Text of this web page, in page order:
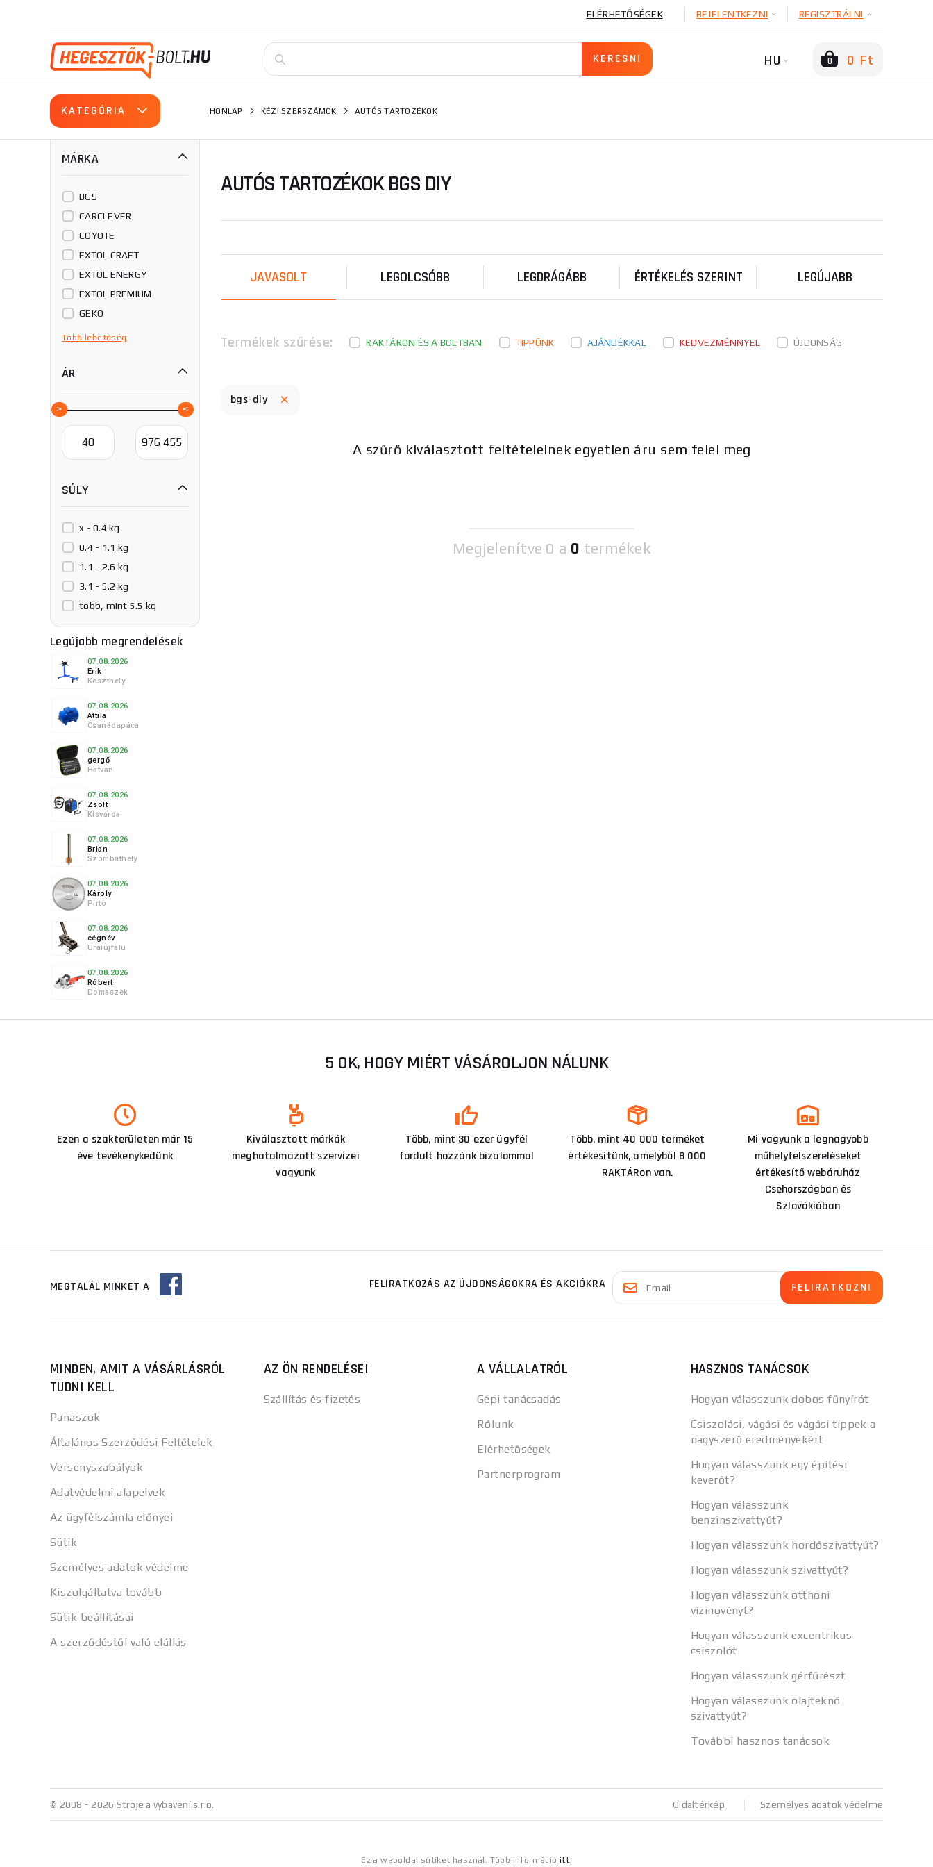
ELÉRHETŐSÉGEK BEJELENTKEZNI REGISZTRÁLNI
HU 0 0 Ft
KATEGÓRIA HONLAP KÉZI SZERSZÁMOK AUTÓS TARTOZÉKOK
MÁRKA
BGS
CARCLEVER
COYOTE
EXTOL CRAFT
EXTOL ENERGY
EXTOL PREMIUM
GEKO
HAZET
MEVA
PETEC
Proteco
TAGRED
TIPA
VeGA
Vigor
Viking Technology
ZBIROVIA
Több lehetőség
ÁR
SÚLY
x - 0.4 kg
0.4 - 1.1 kg
1.1 - 2.6 kg
3.1 - 5.2 kg
több, mint 5.5 kg
Legújabb megrendelések
07.08.2026
Erik
Keszthely
07.08.2026
Attila
Csanádapáca
07.08.2026
gergő
Hatvan
07.08.2026
Zsolt
Kisvárda
07.08.2026
Brian
Szombathely
07.08.2026
Károly
Pirto
07.08.2026
cégnév
Uraiújfalu
07.08.2026
Róbert
Domaszek
AUTÓS TARTOZÉKOK BGS DIY
JAVASOLT LEGOLCSÓBB LEGDRÁGÁBB ÉRTÉKELÉS SZERINT LEGÚJABB
Termékek szűrése: RAKTÁRON ÉS A BOLTBAN TIPPÜNK AJÁNDÉKKAL KEDVEZMÉNNYEL ÚJDONSÁG
bgs-diy
A szűrő kiválasztott feltételeinek egyetlen áru sem felel meg
Megjelenítve 0 a 0 termékek
5 OK, HOGY MIÉRT VÁSÁROLJON NÁLUNK
Ezen a szakterületen már 15
éve tevékenykedünk
Kiválasztott márkák
meghatalmazott szervizei
vagyunk
Több, mint 30 ezer ügyfél
fordult hozzánk bizalommal
Több, mint 40 000 terméket
értékesítünk, amelyből 8 000
RAKTÁRon van.
Mi vagyunk a legnagyobb
műhelyfelszereléseket
értékesítő webáruház
Csehországban és
Szlovákiában
MEGTALÁL MINKET A FELIRATKOZÁS AZ ÚJDONSÁGOKRA ÉS AKCIÓKRA
MINDEN, AMIT A VÁSÁRLÁSRÓL
TUDNI KELL
Panaszok
Általános Szerződési Feltételek
Versenyszabályok
Adatvédelmi alapelvek
Az ügyfélszámla előnyei
Sütik
Személyes adatok védelme
Kiszolgáltatva tovább
Sütik beállításai
A szerződéstől való elállás
AZ ÖN RENDELÉSEI
Szállítás és fizetés
A VÁLLALATRÓL
Gépi tanácsadás
Rólunk
Elérhetőségek
Partnerprogram
HASZNOS TANÁCSOK
Hogyan válasszunk dobos fűnyírót
Csiszolási, vágási és vágási tippek a
nagyszerű eredményekért
Hogyan válasszunk egy építési
keverőt?
Hogyan válasszunk
benzinszivattyút?
Hogyan válasszunk hordószivattyút?
Hogyan válasszunk szivattyút?
Hogyan válasszunk otthoni
vízinövényt?
Hogyan válasszunk excentrikus
csiszolót
Hogyan válasszunk gérfűrészt
Hogyan válasszunk olajteknő
szivattyút?
További hasznos tanácsok
© 2008 - 2026 Stroje a vybavení s.r.o. Oldaltérkép Személyes adatok védelme
Ez a weboldal sütiket használ. Több információitt.